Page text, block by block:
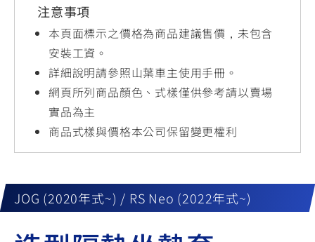
150
MT-
251~549
MT-
150
150
RS NEO
125
注意事項
本頁面標示之價格為商品建議售價，未包含
安裝工資。
詳細說明請參照山葉車主使用手冊。
網頁所列商品顏色、式樣僅供參考請以賣場
實品為主
商品式樣與價格本公司保留變更權利
JOG (2020年式~) / RS Neo (2022年式~)